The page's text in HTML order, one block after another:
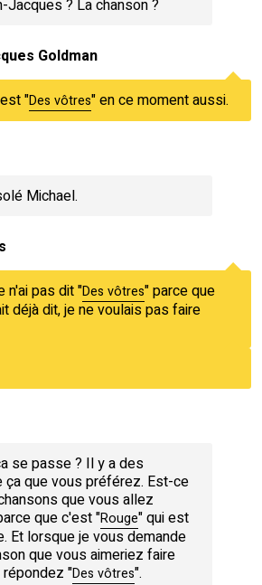
Jacques ? La chanson ?
Goldman
"Des vôtres" en ce moment aussi.
Michael.
n'ai pas dit "Des vôtres" parce que
déjà dit, je ne voulais pas faire
se passe ? Il y a des
ça que vous préférez. Est-ce
que vous allez
que c'est "Rouge" qui est
Et lorsque je vous demande
que vous aimeriez faire
"Des vôtres".